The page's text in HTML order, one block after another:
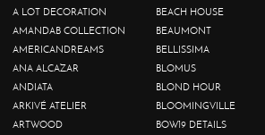
A LOT DECORATION
AMANDAB COLLECTION
AMERICANDREAMS
ANA ALCAZAR
ANDIATA
ARKIVÉ ATELIER
ARTWOOD
BEACH HOUSE
BEAUMONT
BELLISSIMA
BLOMUS
BLOND HOUR
BLOOMINGVILLE
BOW19 DETAILS